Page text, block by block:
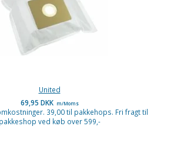
United
69,95 DKK m/Moms
39,00 til pakkehops. Fri fragt til
pakkeshop ved køb over 599,-